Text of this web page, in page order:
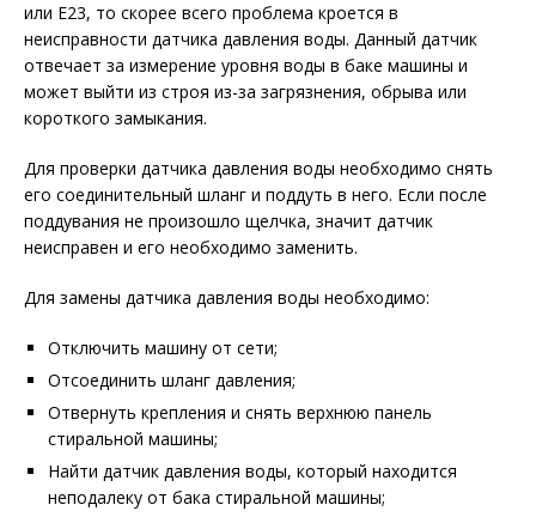
или E23, то скорее всего проблема кроется в
неисправности датчика давления воды. Данный датчик
отвечает за измерение уровня воды в баке машины и
может выйти из строя из-за загрязнения, обрыва или
короткого замыкания.
Для проверки датчика давления воды необходимо снять
его соединительный шланг и поддуть в него. Если после
поддувания не произошло щелчка, значит датчик
неисправен и его необходимо заменить.
Для замены датчика давления воды необходимо:
Отключить машину от сети;
Отсоединить шланг давления;
Отвернуть крепления и снять верхнюю панель
стиральной машины;
Найти датчик давления воды, который находится
неподалеку от бака стиральной машины;